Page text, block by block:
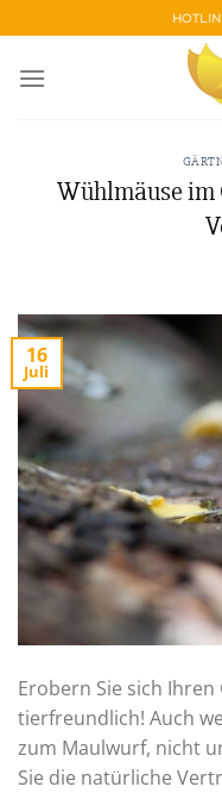
Inhalt
springen
Wühlmäuse im
16
Juli
Erobern Sie sich
tierfreundlich! Auch
zum Maulwurf, nicht
Sie die natürliche